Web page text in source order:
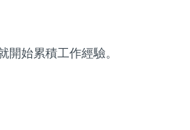
始累積工作經驗。